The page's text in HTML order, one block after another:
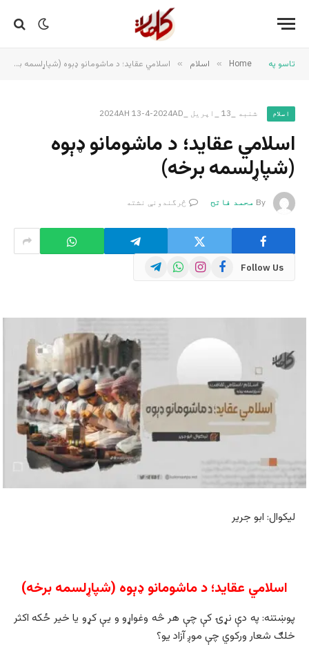
تاسو په Home
» اسلام » اسلامي عقايد؛ د ماشومانو ډېوه (شپاړلسمه برخه)
اسلام شنبه _13 _اپریل _2024AH 13-4-2024AD
اسلامي عقايد؛ د ماشومانو ډېوه
(شپاړلسمه برخه)
By محمد فاتح څرگندونې نشته
Follow Us
Facebook
Instagram
WhatsApp
Telegram
ليکوال: ابو جرير
اسلامي عقايد؛ د ماشومانو ډېوه (شپاړلسمه برخه)
پوښتنه: په دې نړۍ کې چې هر څه وغواړو و یې کړو یا خیر ځکه اکثر
خلګ شعار ورکوي چې موږ آزاد یو؟